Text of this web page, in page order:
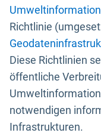
Richtlinie
Diese Richtlinien
öffentliche
notwendigen
Infrastrukturen.